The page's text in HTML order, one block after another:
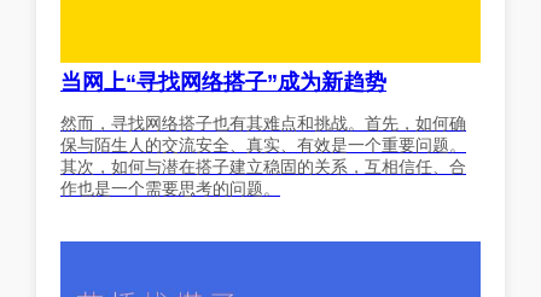
当网上“寻找网络搭子”成为新趋势
然而，寻找网络搭子也有其难点和挑战。首先，如何确
保与陌生人的交流安全、真实、有效是一个重要问题。
其次，如何与潜在搭子建立稳固的关系，互相信任、合
作也是一个需要思考的问题。